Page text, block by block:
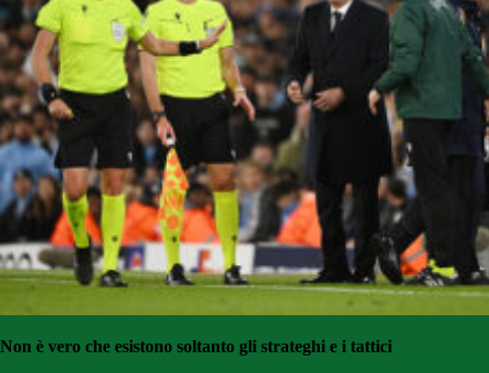
Non è vero che esistono soltanto gli strateghi e i tattici